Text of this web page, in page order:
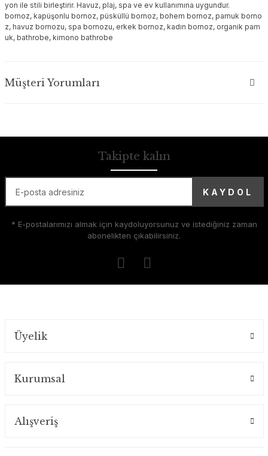
yon ile stili birleştirir. Havuz, plaj, spa ve ev kullanımına uygundur.
bornoz, kapüşonlu bornoz, püsküllü bornoz, bohem bornoz, pamuk borno
z, havuz bornozu, spa bornozu, erkek bornoz, kadın bornoz, organik pam
uk, bathrobe, kimono bathrobe
Müşteri Yorumları
Takipte kalın
KAYDOL
* E-postalarımızı almak için kaydoluyorsunuz ve istediğiniz zaman
abonelikten çıkabilirsiniz.
Üyelik
Kurumsal
Alışveriş